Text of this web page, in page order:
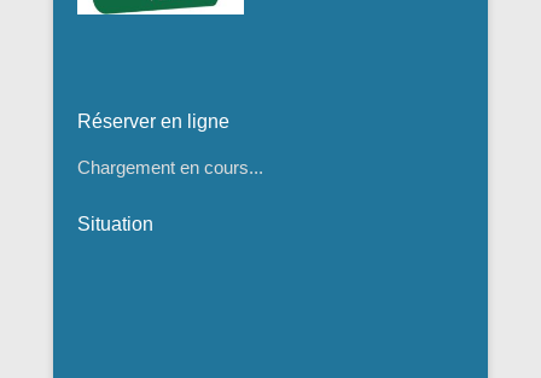
Réserver en ligne
Chargement en cours...
Situation